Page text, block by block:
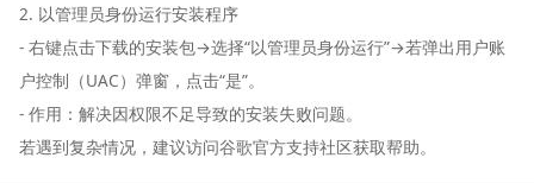
2. 以管理员身份运行安装程序
- 右键点击下载的安装包→选择“以管理员身份运行”→若弹出用户账
户控制（UAC）弹窗，点击“是”。
- 作用：解决因权限不足导致的安装失败问题。
若遇到复杂情况，建议访问谷歌官方支持社区获取帮助。